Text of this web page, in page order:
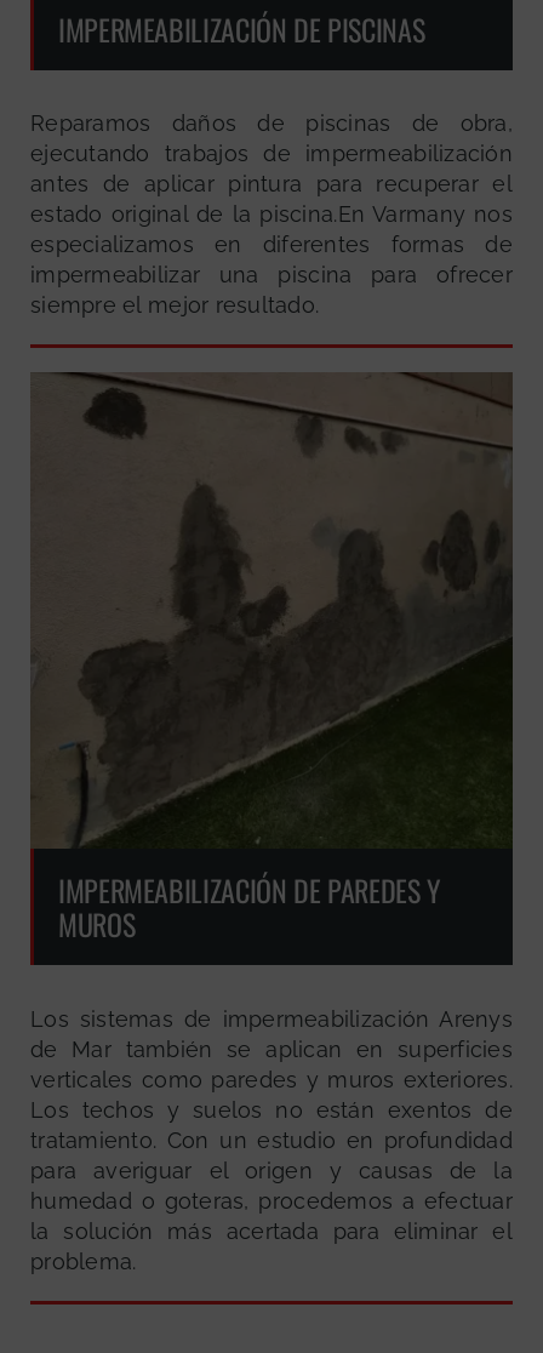
IMPERMEABILIZACIÓN DE PISCINAS
Reparamos daños de piscinas de obra,
ejecutando trabajos de impermeabilización
antes de aplicar pintura para recuperar el
estado original de la piscina.En Varmany nos
especializamos en diferentes formas de
impermeabilizar una piscina para ofrecer
siempre el mejor resultado.
IMPERMEABILIZACIÓN DE PAREDES Y
MUROS
Los sistemas de impermeabilización Arenys
de Mar también se aplican en superficies
verticales como paredes y muros exteriores.
Los techos y suelos no están exentos de
tratamiento. Con un estudio en profundidad
para averiguar el origen y causas de la
humedad o goteras, procedemos a efectuar
la solución más acertada para eliminar el
problema.